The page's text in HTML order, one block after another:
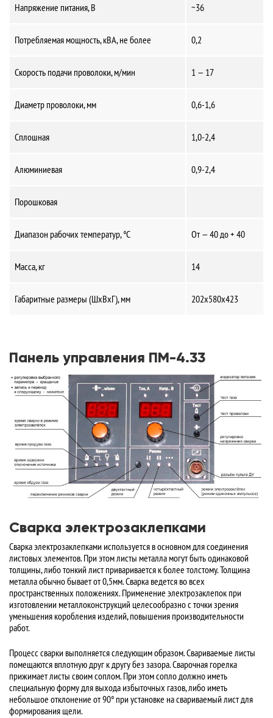
Напряжение питания, В ~36
Потребляемая мощность, кВА, не более 0,2
Скорость подачи проволоки, м/мин 1 — 17
Диаметр проволоки, мм 0,6-1,6
Сплошная 1,0-2,4
Алюминиевая 0,9-2,4
Порошковая
Диапазон рабочих температур, °С От — 40 до + 40
Масса, кг 14
Габаритные размеры (ШхВхГ), мм 202х580х423
Панель управления ПМ-4.33
Сварка электрозаклепками
Сварка электрозаклепками используется в основном для соединения
листовых элементов. При этом листы металла могут быть одинаковой
толщины, либо тонкий лист приваривается к более толстому. Толщина
металла обычно бывает от 0,5мм. Сварка ведется во всех
пространственных положениях. Применение электрозаклепок при
изготовлении металлоконструкций целесообразно с точки зрения
уменьшения коробления изделий, повышения производительности
работ.
Процесс сварки выполняется следующим образом. Свариваемые листы
помещаются вплотную друг к другу без зазора. Сварочная горелка
прижимает листы своим соплом. При этом сопло должно иметь
специальную форму для выхода избыточных газов, либо иметь
небольшое отклонение от 90° при установке на свариваемый лист для
формирования щели.